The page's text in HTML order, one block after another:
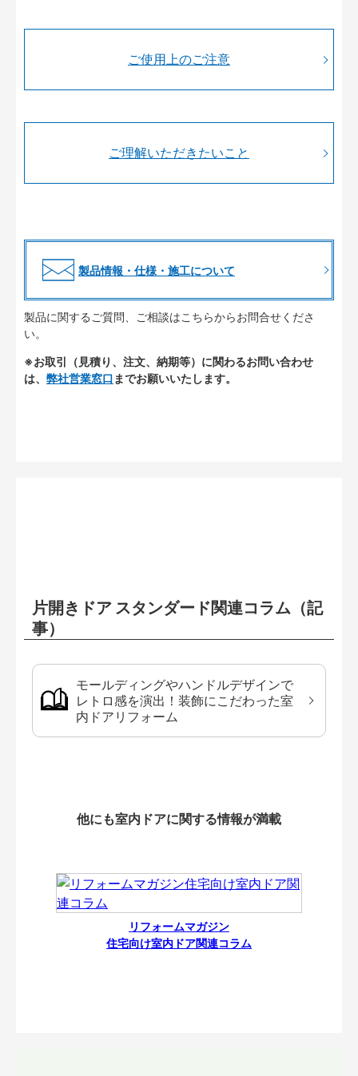
ご使用上のご注意
ご理解いただきたいこと
製品情報・仕様・施工について
製品に関するご質問、ご相談はこちらからお問合せくださ
い。
※お取引（見積り、注文、納期等）に関わるお問い合わせ
は、 弊社営業窓口 までお願いいたします。
片開きドア スタンダード関連コラム（記
事）
モールディングやハンドルデザインで
レトロ感を演出！装飾にこだわった室
内ドアリフォーム
他にも室内ドアに関する情報が満載
リフォームマガジン
住宅向け室内ドア関連コラム